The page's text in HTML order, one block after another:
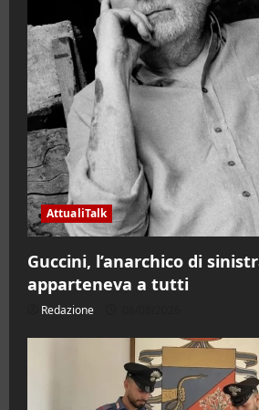
AttualiTalk
Guccini, l’anarchico di
apparteneva a tutti
Redazione